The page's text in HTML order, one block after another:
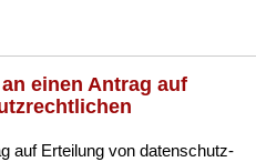
einen Antrag auf
auf Er­tei­lung von da­ten­schutz­